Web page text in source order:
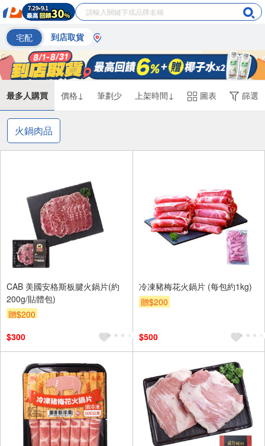
宅配 到店取貨
最多人購買 價格↓ 筆劃少 上架時間↓ 圖表 篩選
火鍋肉品
CAB 美國安格斯板腱火鍋片(約
200g/貼體包)
贈$200
$300
冷凍豬梅花火鍋片 (每包約1kg)
贈$200
$500